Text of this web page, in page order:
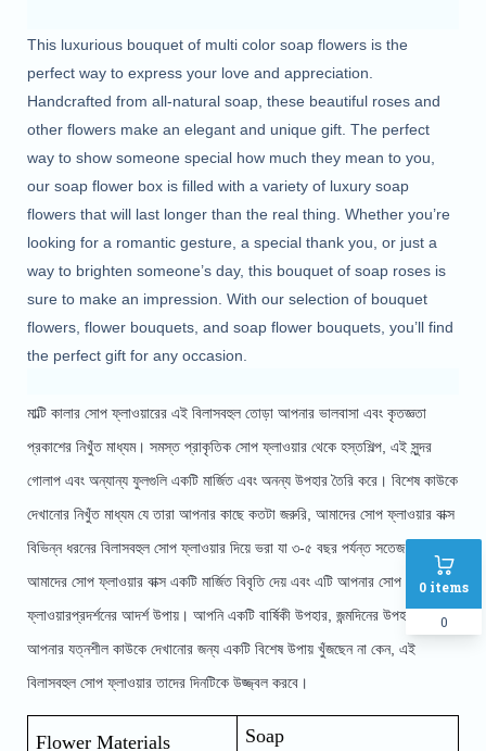
0 items
0
This luxurious bouquet of multi color soap flowers is the
perfect way to express your love and appreciation.
Handcrafted from all-natural soap, these beautiful roses and
other flowers make an elegant and unique gift. The perfect
way to show someone special how much they mean to you,
our soap flower box is filled with a variety of luxury soap
flowers that will last longer than the real thing. Whether you’re
looking for a romantic gesture, a special thank you, or just a
way to brighten someone’s day, this bouquet of soap roses is
sure to make an impression. With our selection of bouquet
flowers, flower bouquets, and soap flower bouquets, you’ll find
the perfect gift for any occasion.
মাল্টি কালার সোপ ফ্লাওয়ারের এই বিলাসবহুল তোড়া আপনার ভালবাসা এবং কৃতজ্ঞতা
প্রকাশের নিখুঁত মাধ্যম। সমস্ত প্রাকৃতিক সোপ ফ্লাওয়ার থেকে হস্তশিল্প, এই সুন্দর
গোলাপ এবং অন্যান্য ফুলগুলি একটি মার্জিত এবং অনন্য উপহার তৈরি করে। বিশেষ কাউকে
দেখানোর নিখুঁত মাধ্যম যে তারা আপনার কাছে কতটা জরুরি, আমাদের সোপ ফ্লাওয়ার বাক্স
বিভিন্ন ধরনের বিলাসবহুল সোপ ফ্লাওয়ার দিয়ে ভরা যা ৩-৫ বছর পর্যন্ত সতেজ থাকে ।
আমাদের সোপ ফ্লাওয়ার বাক্স একটি মার্জিত বিবৃতি দেয় এবং এটি আপনার সোপ
ফ্লাওয়ারপ্রদর্শনের আদর্শ উপায়। আপনি একটি বার্ষিকী উপহার, জন্মদিনের উপহার, বা
আপনার যত্নশীল কাউকে দেখানোর জন্য একটি বিশেষ উপায় খুঁজছেন না কেন, এই
বিলাসবহুল সোপ ফ্লাওয়ার তাদের দিনটিকে উজ্জ্বল করবে।
Flower Materials Soap